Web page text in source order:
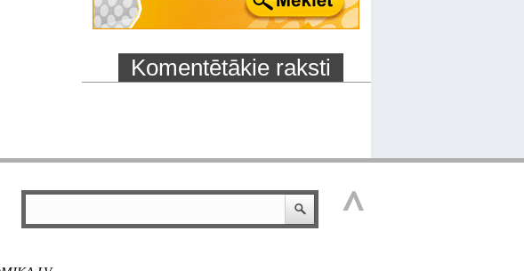
Komentētākie raksti